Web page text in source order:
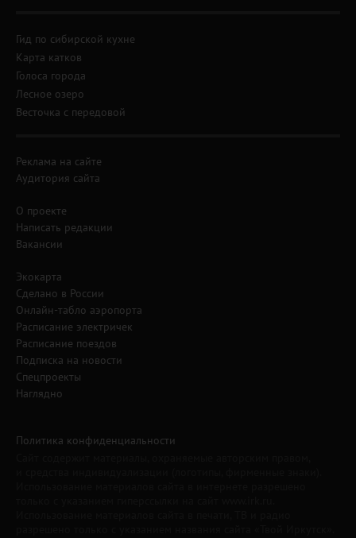
Гид по сибирской кухне
Карта катков
Голоса города
Лесное озеро
Весточка с передовой
Реклама на сайте
Аудитория сайта
О проекте
Написать редакции
Вакансии
Экокарта
Сделано в России
Онлайн-табло аэропорта
Расписание электричек
Расписание поездов
Подписка на новости
Спецпроекты
Наглядно
Политика конфиденциальности